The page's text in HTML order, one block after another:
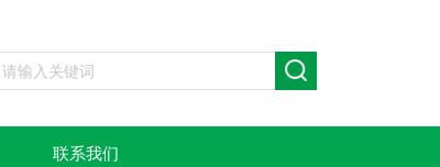
联系我们